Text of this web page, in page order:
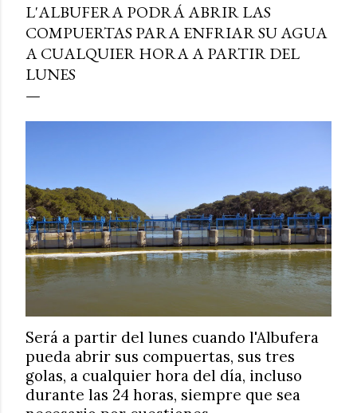
L'ALBUFERA PODRÁ ABRIR LAS
COMPUERTAS PARA ENFRIAR SU AGUA
A CUALQUIER HORA A PARTIR DEL
LUNES
Será a partir del lunes cuando l'Albufera
pueda abrir sus compuertas, sus tres
golas, a cualquier hora del día, incluso
durante las 24 horas, siempre que sea